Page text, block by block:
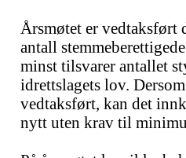
Årsmøtet er vedtaksført
antall
minst tilsvarer antallet
idrettslagets lov.
vedtaksført, kan det
nytt uten krav til